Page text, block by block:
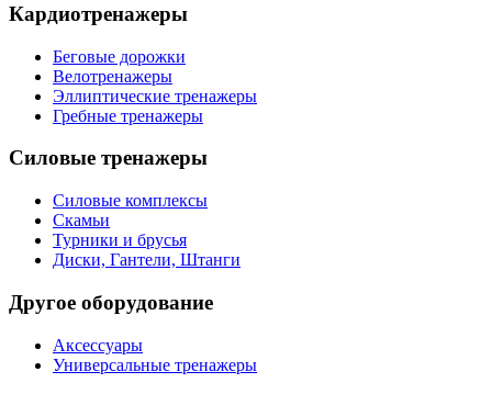
Кардиотренажеры
Беговые дорожки
Велотренажеры
Эллиптические тренажеры
Гребные тренажеры
Силовые тренажеры
Силовые комплексы
Скамьи
Турники и брусья
Диски, Гантели, Штанги
Другое оборудование
Аксессуары
Универсальные тренажеры